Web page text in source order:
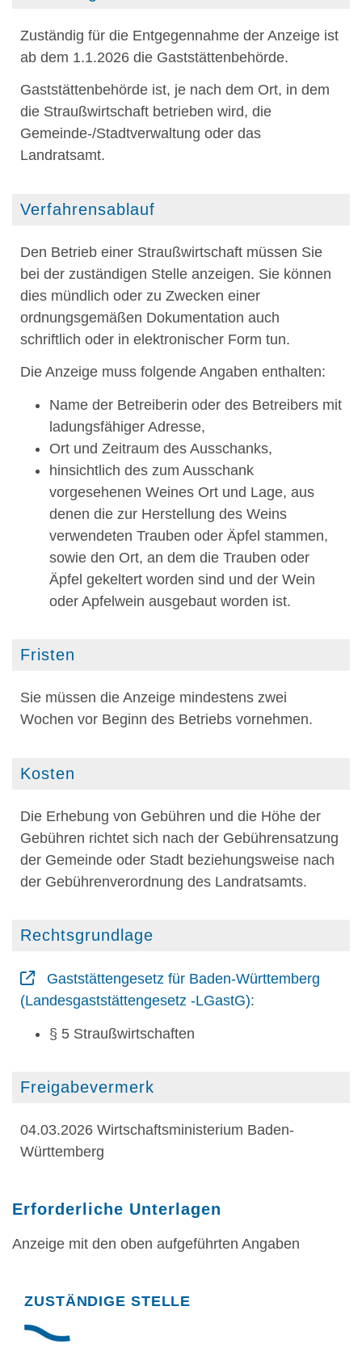
Zuständig für die Entgegennahme der Anzeige ist
ab dem 1.1.2026 die Gaststättenbehörde.
Gaststättenbehörde ist, je nach dem Ort, in dem
die Straußwirtschaft betrieben wird, die
Gemeinde-/Stadtverwaltung oder das
Landratsamt.
Verfahrensablauf
Den Betrieb einer Straußwirtschaft müssen Sie
bei der zuständigen Stelle anzeigen. Sie können
dies mündlich oder zu Zwecken einer
ordnungsgemäßen Dokumentation auch
schriftlich oder in elektronischer Form tun.
Die Anzeige muss folgende Angaben enthalten:
Name der Betreiberin oder des Betreibers mit
ladungsfähiger Adresse,
Ort und Zeitraum des Ausschanks,
hinsichtlich des zum Ausschank
vorgesehenen Weines Ort und Lage, aus
denen die zur Herstellung des Weins
verwendeten Trauben oder Äpfel stammen,
sowie den Ort, an dem die Trauben oder
Äpfel gekeltert worden sind und der Wein
oder Apfelwein ausgebaut worden ist.
Fristen
Sie müssen die Anzeige mindestens zwei
Wochen vor Beginn des Betriebs vornehmen.
Kosten
Die Erhebung von Gebühren und die Höhe der
Gebühren richtet sich nach der Gebührensatzung
der Gemeinde oder Stadt beziehungsweise nach
der Gebührenverordnung des Landratsamts.
Rechtsgrundlage
Gaststättengesetz für Baden-Württemberg
(Landesgaststättengesetz -LGastG):
§ 5 Straußwirtschaften
Freigabevermerk
04.03.2026 Wirtschaftsministerium Baden-
Württemberg
Erforderliche Unterlagen
Anzeige mit den oben aufgeführten Angaben
Randspalte
ZUSTÄNDIGE STELLE